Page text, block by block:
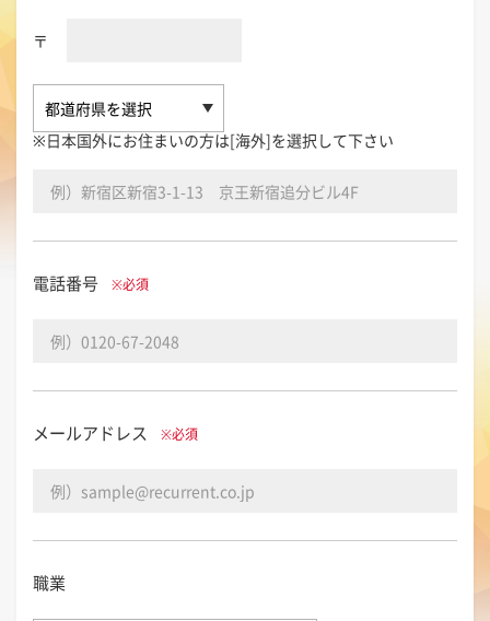
〒
※日本国外にお住まいの方は[海外]を選択して下さい
電話番号 ※必須
メールアドレス ※必須
職業